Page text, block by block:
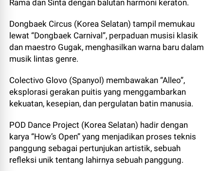
Rama dan Sinta dengan balutan harmoni keraton.
Dongbaek Circus (Korea Selatan) tampil memukau
lewat “Dongbaek Carnival”, perpaduan musisi klasik
dan maestro Gugak, menghasilkan warna baru dalam
musik lintas genre.
Colectivo Glovo (Spanyol) membawakan “Alleo”,
eksplorasi gerakan puitis yang menggambarkan
kekuatan, kesepian, dan pergulatan batin manusia.
POD Dance Project (Korea Selatan) hadir dengan
karya “How’s Open” yang menjadikan proses teknis
panggung sebagai pertunjukan artistik, sebuah
refleksi unik tentang lahirnya sebuah panggung.